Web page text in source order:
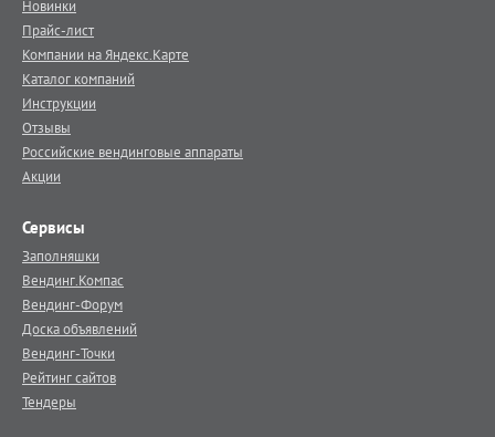
Новинки
Прайс-лист
Компании на Яндекс.Карте
Каталог компаний
Инструкции
Отзывы
Российские вендинговые аппараты
Акции
Сервисы
Заполняшки
Вендинг.Компас
Вендинг-Форум
Доска объявлений
Вендинг-Точки
Рейтинг сайтов
Тендеры